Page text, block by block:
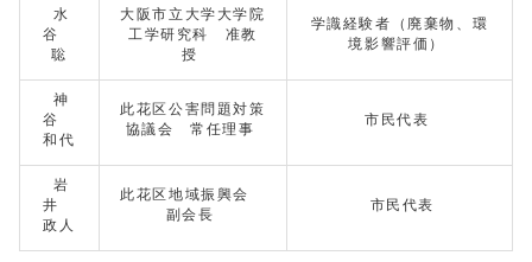
水
谷
聡
大阪市立大学大学院
工学研究科 准教
授
学識経験者（廃棄物、環
境影響評価）
神
谷
和代
此花区公害問題対策
協議会 常任理事
市民代表
岩
井
政人
此花区地域振興会
副会長
市民代表